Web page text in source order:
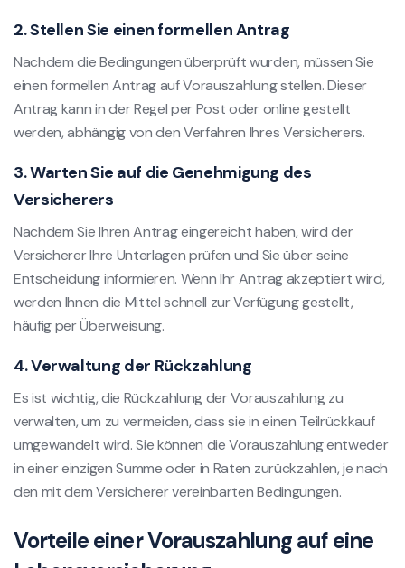
2. Stellen Sie einen formellen Antrag
Nachdem die Bedingungen überprüft wurden, müssen Sie
einen formellen Antrag auf Vorauszahlung stellen. Dieser
Antrag kann in der Regel per Post oder online gestellt
werden, abhängig von den Verfahren Ihres Versicherers.
3. Warten Sie auf die Genehmigung des
Versicherers
Nachdem Sie Ihren Antrag eingereicht haben, wird der
Versicherer Ihre Unterlagen prüfen und Sie über seine
Entscheidung informieren. Wenn Ihr Antrag akzeptiert wird,
werden Ihnen die Mittel schnell zur Verfügung gestellt,
häufig per Überweisung.
4. Verwaltung der Rückzahlung
Es ist wichtig, die Rückzahlung der Vorauszahlung zu
verwalten, um zu vermeiden, dass sie in einen Teilrückkauf
umgewandelt wird. Sie können die Vorauszahlung entweder
in einer einzigen Summe oder in Raten zurückzahlen, je nach
den mit dem Versicherer vereinbarten Bedingungen.
Vorteile einer Vorauszahlung auf eine